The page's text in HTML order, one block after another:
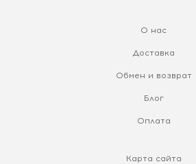
О нас
Доставка
Обмен и возврат
Блог
Оплата
Карта сайта